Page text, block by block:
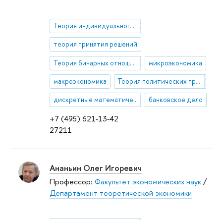
+7 (495) 621-13-42
27211
Теория индивидуального, коллективного и многокритериального выбора
теория принятия решений
Теория бинарных отношений микроэкономика
макроэкономика Теория политических процессов
дискретные математические модели банковское дело
Ананьин Олег Игоревич
Профессор: Факультет экономических наук/
Департамент теоретической экономики